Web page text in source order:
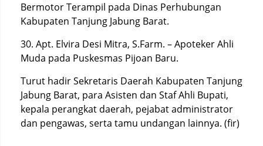
Bermotor Terampil pada Dinas Perhubungan
Kabupaten Tanjung Jabung Barat.
30. Apt. Elvira Desi Mitra, S.Farm. – Apoteker Ahli
Muda pada Puskesmas Pijoan Baru.
Turut hadir Sekretaris Daerah Kabupaten Tanjung
Jabung Barat, para Asisten dan Staf Ahli Bupati,
kepala perangkat daerah, pejabat administrator
dan pengawas, serta tamu undangan lainnya. (fir)